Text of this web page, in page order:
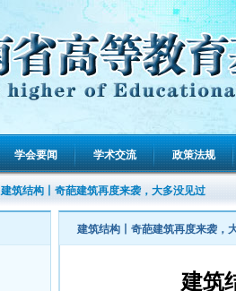
学会要闻 学术交流 政策法规
建筑结构丨奇葩建筑再度来袭，大多没见过
建筑结构丨奇葩建筑再度来袭，
建筑